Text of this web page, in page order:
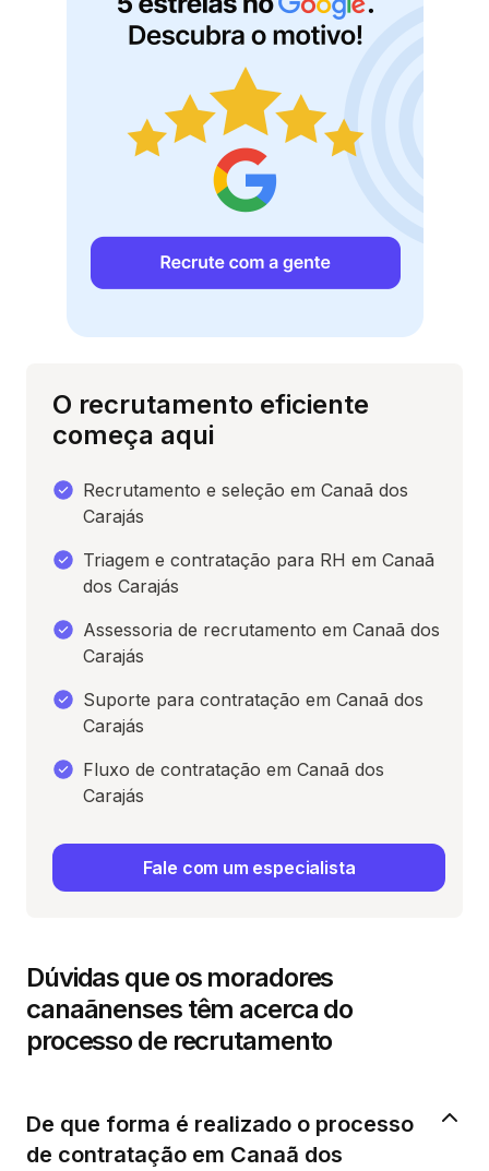
Dúvidas que os moradores
canaãnenses têm acerca do
processo de recrutamento
De que forma é realizado o processo
de contratação em Canaã dos
O recrutamento eficiente
começa aqui
Recrutamento e seleção em Canaã dos
Carajás
Triagem e contratação para RH em Canaã
dos Carajás
Assessoria de recrutamento em Canaã dos
Carajás
Suporte para contratação em Canaã dos
Carajás
Fluxo de contratação em Canaã dos
Carajás
Fale com um especialista